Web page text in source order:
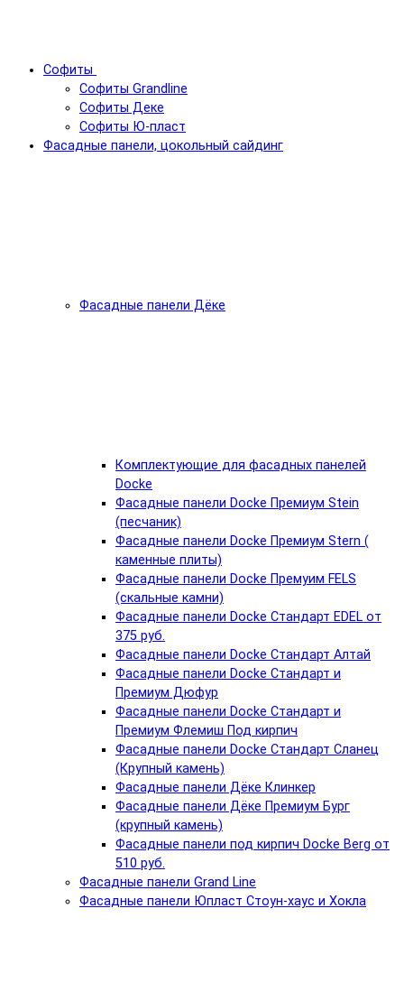
Софиты
Софиты Grandline
Софиты Деке
Софиты Ю-пласт
Фасадные панели, цокольный сайдинг
Фасадные панели Дёке
Комплектующие для фасадных панелей
Docke
Фасадные панели Docke Премиум Stein
(песчаник)
Фасадные панели Docke Премиум Stern (
каменные плиты)
Фасадные панели Docke Премуим FELS
(скальные камни)
Фасадные панели Docke Стандарт EDEL от
375 руб.
Фасадные панели Docke Стандарт Алтай
Фасадные панели Docke Стандарт и
Премиум Дюфур
Фасадные панели Docke Стандарт и
Премиум Флемиш Под кирпич
Фасадные панели Docke Стандарт Сланец
(Крупный камень)
Фасадные панели Дёке Клинкер
Фасадные панели Дёке Премиум Бург
(крупный камень)
Фасадные панели под кирпич Docke Berg от
510 руб.
Фасадные панели Grand Line
Фасадные панели Юпласт Стоун-хаус и Хокла